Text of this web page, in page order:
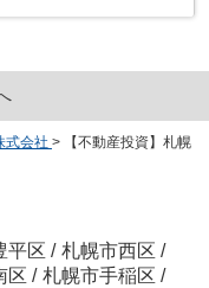
式会社 >
【不動産投資】札幌
平区 / 札幌市西区 /
区 / 札幌市手稲区 /